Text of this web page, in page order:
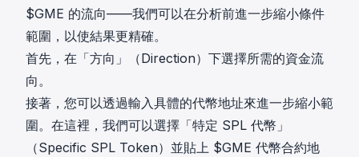
$GME 的流向——我們可以在分析前進一步縮小條件
範圍，以使結果更精確。
首先，在「方向」（Direction）下選擇所需的資金流
向。
接著，您可以透過輸入具體的代幣地址來進一步縮小範
圍。在這裡，我們可以選擇「特定 SPL 代幣」
（Specific SPL Token）並貼上 $GME 代幣合約地